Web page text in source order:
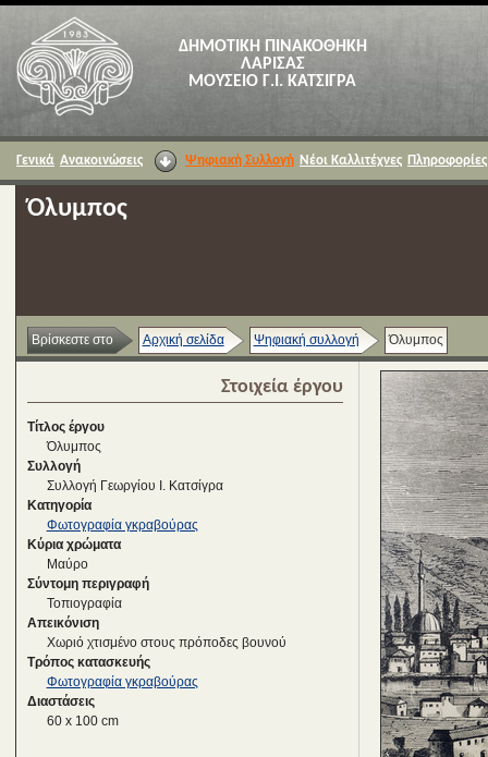
ΔΗΜΟΤΙΚΗ ΠΙΝΑΚΟΘΗΚΗ
ΛΑΡΙΣΑΣ
ΜΟΥΣΕΙΟ Γ.Ι. ΚΑΤΣΙΓΡΑ
Γενικά Ανακοινώσεις Ψηφιακή Συλλογή Νέοι Καλλιτέχνες Πληροφορίες
Όλυμπος
Βρίσκεστε στο Αρχική σελίδα Ψηφιακή συλλογή Όλυμπος
Στοιχεία έργου
Τίτλος έργου
Όλυμπος
Συλλογή
Συλλογή Γεωργίου Ι. Κατσίγρα
Κατηγορία
Φωτογραφία γκραβούρας
Κύρια χρώματα
Μαύρο
Σύντομη περιγραφή
Τοπιογραφία
Απεικόνιση
Χωριό χτισμένο στους πρόποδες βουνού
Τρόπος κατασκευής
Φωτογραφία γκραβούρας
Διαστάσεις
60 x 100 cm